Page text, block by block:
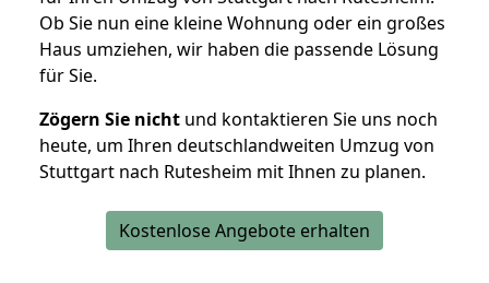
Ob Sie nun eine kleine Wohnung oder ein großes
Haus umziehen, wir haben die passende Lösung
für Sie.
Zögern Sie nicht und kontaktieren Sie uns noch
heute, um Ihren deutschlandweiten Umzug von
Stuttgart nach Rutesheim mit Ihnen zu planen.
Kostenlose Angebote erhalten